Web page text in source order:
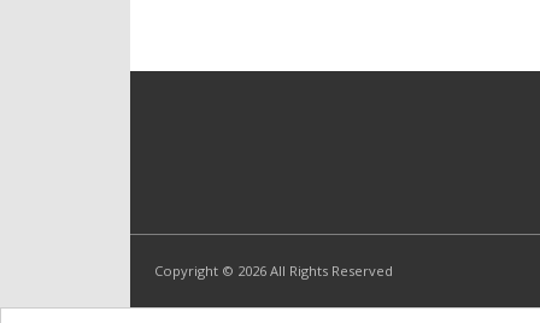
Copyright © 2026 All Rights Reserved